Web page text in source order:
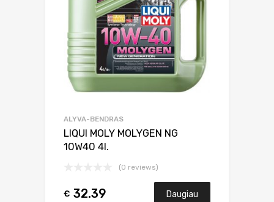
ALYVA-BENDRAS
LIQUI MOLY MOLYGEN NG
10W40 4l.
(0 reviews)
€ 32.39 Daugiau